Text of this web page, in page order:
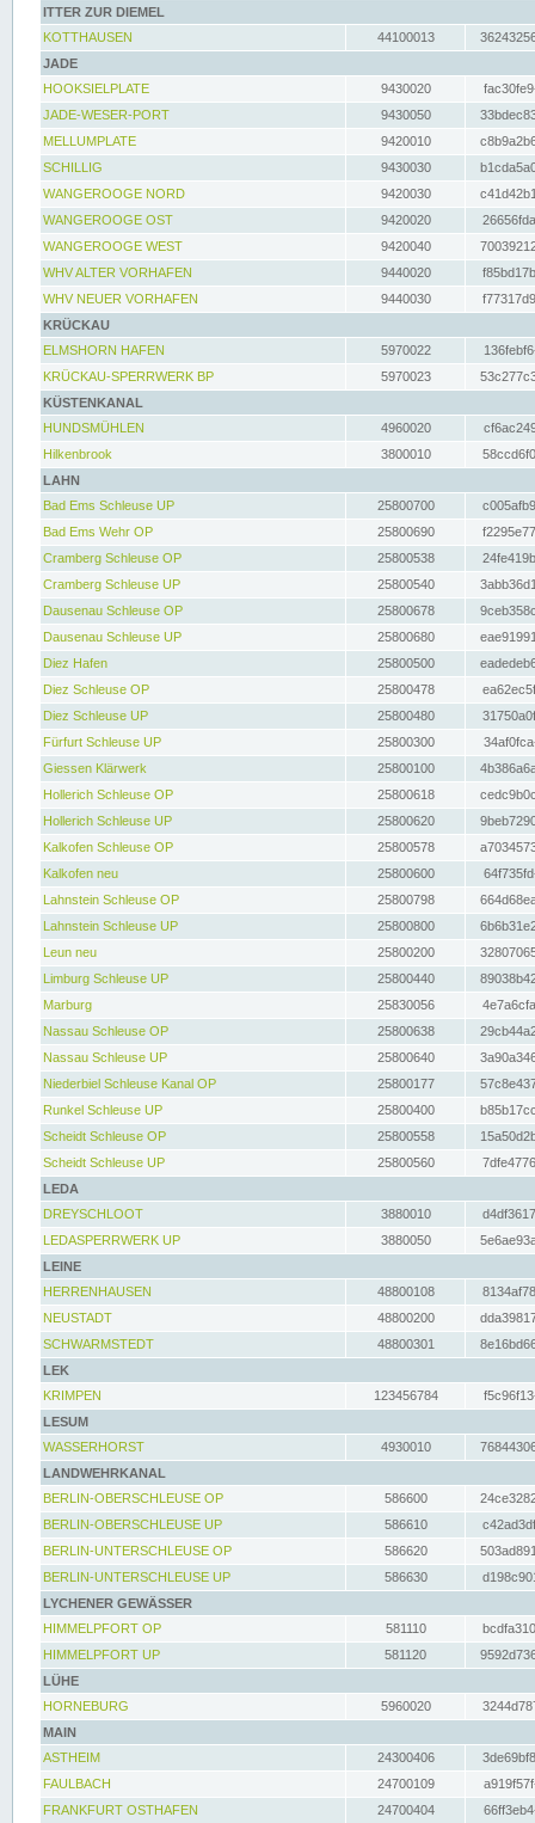
ITTER ZUR DIEMEL
KOTTHAUSEN
44100013
JADE
HOOKSIELPLATE
9430020
JADE-WESER-PORT
9430050
MELLUMPLATE
9420010
SCHILLIG
9430030
WANGEROOGE NORD
9420030
WANGEROOGE OST
9420020
WANGEROOGE WEST
9420040
WHV ALTER VORHAFEN
9440020
WHV NEUER VORHAFEN
9440030
KRÜCKAU
ELMSHORN HAFEN
5970022
KRÜCKAU-SPERRWERK BP
5970023
KÜSTENKANAL
HUNDSMÜHLEN
4960020
Hilkenbrook
3800010
LAHN
Bad Ems Schleuse UP
25800700
Bad Ems Wehr OP
25800690
Cramberg Schleuse OP
25800538
Cramberg Schleuse UP
25800540
Dausenau Schleuse OP
25800678
Dausenau Schleuse UP
25800680
Diez Hafen
25800500
Diez Schleuse OP
25800478
Diez Schleuse UP
25800480
Fürfurt Schleuse UP
25800300
Giessen Klärwerk
25800100
Hollerich Schleuse OP
25800618
Hollerich Schleuse UP
25800620
Kalkofen Schleuse OP
25800578
Kalkofen neu
25800600
Lahnstein Schleuse OP
25800798
Lahnstein Schleuse UP
25800800
Leun neu
25800200
Limburg Schleuse UP
25800440
Marburg
25830056
Nassau Schleuse OP
25800638
Nassau Schleuse UP
25800640
Niederbiel Schleuse Kanal OP
25800177
Runkel Schleuse UP
25800400
Scheidt Schleuse OP
25800558
Scheidt Schleuse UP
25800560
LEDA
DREYSCHLOOT
3880010
LEDASPERRWERK UP
3880050
LEINE
HERRENHAUSEN
48800108
NEUSTADT
48800200
SCHWARMSTEDT
48800301
LEK
KRIMPEN
123456784
LESUM
WASSERHORST
4930010
LANDWEHRKANAL
BERLIN-OBERSCHLEUSE OP
586600
BERLIN-OBERSCHLEUSE UP
586610
BERLIN-UNTERSCHLEUSE OP
586620
BERLIN-UNTERSCHLEUSE UP
586630
LYCHENER GEWÄSSER
HIMMELPFORT OP
581110
HIMMELPFORT UP
581120
LÜHE
HORNEBURG
5960020
MAIN
ASTHEIM
24300406
FAULBACH
24700109
FRANKFURT OSTHAFEN
24700404